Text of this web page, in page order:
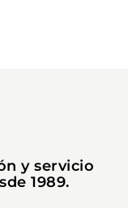
y servicio
1989.